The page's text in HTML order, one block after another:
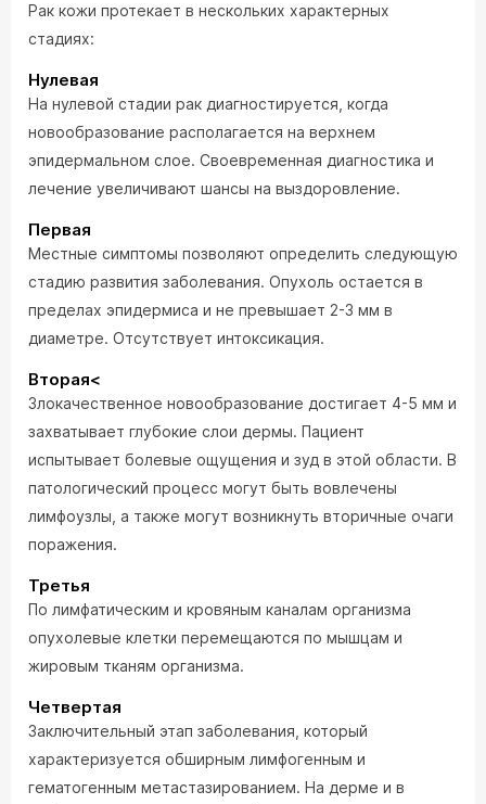
Рак кожи протекает в нескольких характерных
стадиях:
Нулевая
На нулевой стадии рак диагностируется, когда
новообразование располагается на верхнем
эпидермальном слое. Своевременная диагностика и
лечение увеличивают шансы на выздоровление.
Первая
Местные симптомы позволяют определить следующую
стадию развития заболевания. Опухоль остается в
пределах эпидермиса и не превышает 2-3 мм в
диаметре. Отсутствует интоксикация.
Вторая<
Злокачественное новообразование достигает 4-5 мм и
захватывает глубокие слои дермы. Пациент
испытывает болевые ощущения и зуд в этой области. В
патологический процесс могут быть вовлечены
лимфоузлы, а также могут возникнуть вторичные очаги
поражения.
Третья
По лимфатическим и кровяным каналам организма
опухолевые клетки перемещаются по мышцам и
жировым тканям организма.
Четвертая
Заключительный этап заболевания, который
характеризуется обширным лимфогенным и
гематогенным метастазированием. На дерме и в